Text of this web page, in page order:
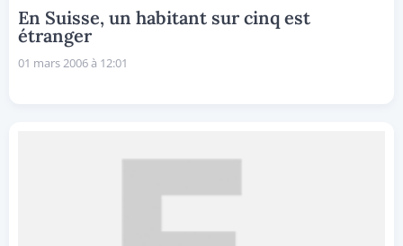
En Suisse, un habitant sur cinq est
étranger
01 mars 2006 à 12:01